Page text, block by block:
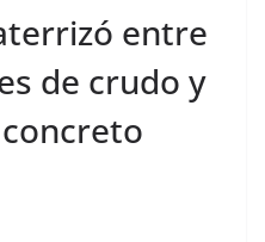
entre
de crudo y